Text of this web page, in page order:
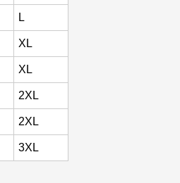
L
XL
XL
2XL
2XL
3XL